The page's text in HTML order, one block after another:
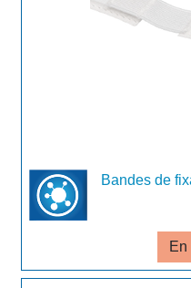
Bandes de
En